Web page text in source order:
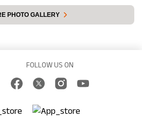
PHOTO GALLERY
FOLLOW US ON